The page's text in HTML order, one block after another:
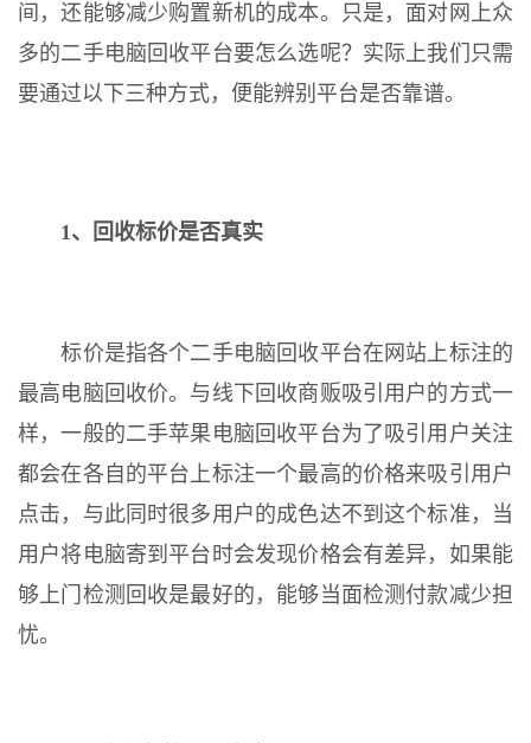
间，还能够减少购置新机的成本。只是，面对网上众
多的二手电脑回收平台要怎么选呢？实际上我们只需
要通过以下三种方式，便能辨别平台是否靠谱。
1、回收标价是否真实
标价是指各个二手电脑回收平台在网站上标注的
最高电脑回收价。与线下回收商贩吸引用户的方式一
样，一般的二手苹果电脑回收平台为了吸引用户关注
都会在各自的平台上标注一个最高的价格来吸引用户
点击，与此同时很多用户的成色达不到这个标准，当
用户将电脑寄到平台时会发现价格会有差异，如果能
够上门检测回收是最好的，能够当面检测付款减少担
忧。